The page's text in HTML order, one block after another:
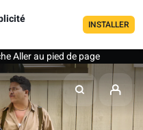
INSTALLER
Aller au pied de page